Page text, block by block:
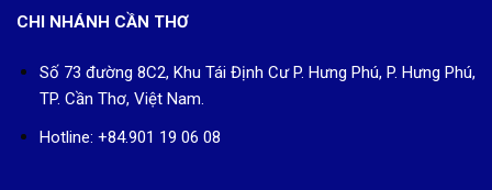
CHI NHÁNH CẦN THƠ
Số 73 đường 8C2, Khu Tái Định Cư P. Hưng Phú, P. Hưng Phú,
TP. Cần Thơ, Việt Nam.
Hotline: +84.901 19 06 08